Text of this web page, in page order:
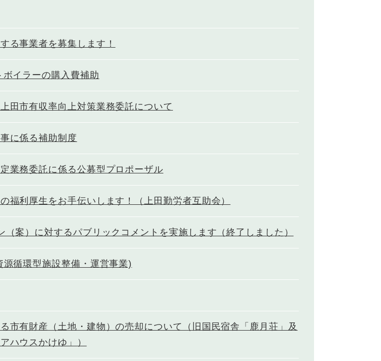
る事業者を募集します！
イラーの購入費補助
田市有収率向上対策業務委託について
に係る補助制度
業務委託に係る公募型プロポーザル
福利厚生をお手伝いします！（上田勤労者互助会）
案）に対するパブリックコメントを実施します（終了しました）
循環型施設整備・運営事業)
市有財産（土地・建物）の売却について（旧国民宿舎「鹿月荘」及
ハウスかけゆ」）